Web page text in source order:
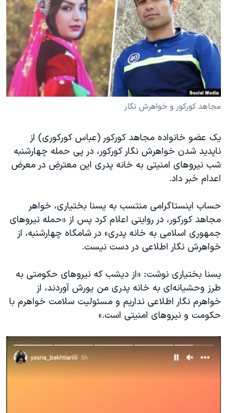
فرهنگ و زندگی
حقوق شهروندی
اقتصادی
علم و فناوری
اسرائیل در جنگ
مستندها
انتخابات ریاست جمهوری آمریکا ۲۰۲۴
حمله جمهوری اسلامی به اسرائیل
رمز مهسا
ورزش زنان در ایران
اعتراضات زن، زندگی، آزادی
تریبونال مردمی آبان ۹۸
دادگاه حمید نوری
چهل سال گروگان‌گیری
اعتراضات مردمی آبان ۹۸
اسرائیل در جنگ
نرگس محمدی برنده جایزه نوبل صلح
صفحه‌های ویژه
سفر پرزیدنت ترامپ به چین
دنبال کنید
زبانهای مختلف
مجاهد کورکور و خواهرش نگار
یک عضو خانواده مجاهد کورکور (عباس کورکوری) از
ناپدید شدن خواهرش نگار کورکور، در پی حمله چهارشنبه
شب نیروهای امنیتی به خانه پدری این معترضِ در معرض
اعدام خبر داد.
حساب اینستاگرامی منتسب به یسنا بختیاری، خواهر
مجاهد کورکور، در روایتی اعلام کرد پس از «حمله نیروهای
جمهوری اسلامی به خانه پدری» در شامگاه چهارشنبه، از
خواهرش نگار اطلاعی در دست نیست.
یسنا بختیاری نوشت: «از دیشب که نیروهای حکومتی به
طرز وحشیانه‌ای به خانه پدری من یورش آوردند، از
خواهرم نگار اطلاعی نداریم و مسئولیت سلامت خواهرم با
حکومت و نیروهای امنیتی است.»